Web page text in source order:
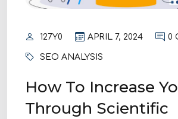
127Y0 APRIL 7, 2024 0
SEO ANALYSIS
How To Increase
Through Scientific